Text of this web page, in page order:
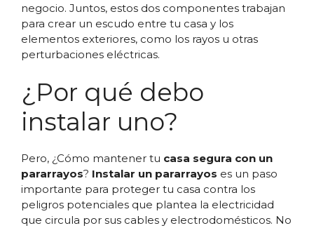
negocio. Juntos, estos dos componentes trabajan
para crear un escudo entre tu casa y los
elementos exteriores, como los rayos u otras
perturbaciones eléctricas.
¿Por qué debo
instalar uno?
Pero, ¿Cómo mantener tu casa segura con un
pararrayos? Instalar un pararrayos es un paso
importante para proteger tu casa contra los
peligros potenciales que plantea la electricidad
que circula por sus cables y electrodomésticos. No